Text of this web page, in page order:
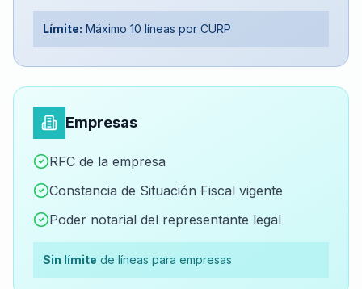
Límite: Máximo 10 líneas por CURP
Empresas
RFC de la empresa
Constancia de Situación Fiscal vigente
Poder notarial del representante legal
Sin límite de líneas para empresas